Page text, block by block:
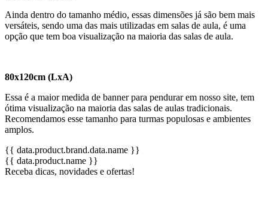
Ainda dentro do tamanho médio, essas dimensões já são bem mais
versáteis, sendo uma das mais utilizadas em salas de aula, é uma
opção que tem boa visualização na maioria das salas de aula.
80x120cm (LxA)
Essa é a maior medida de banner para pendurar em nosso site, tem
ótima visualização na maioria das salas de aulas tradicionais.
Recomendamos esse tamanho para turmas populosas e ambientes
amplos.
{{ data.product.brand.data.name }}
{{ data.product.name }}
Receba dicas, novidades e ofertas!